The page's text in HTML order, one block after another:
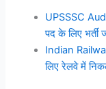
UPSSSC
पद के लिए
Indian
लिए रेलवे में